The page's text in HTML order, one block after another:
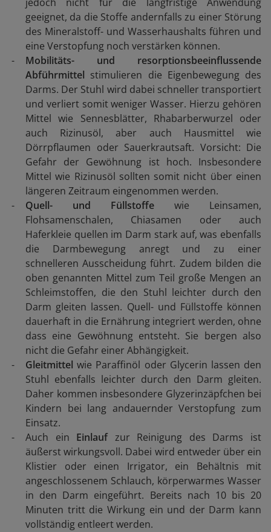
geeignet, da die Stoffe andernfalls zu einer Störung
des Mineralstoff- und Wasserhaushalts führen und
eine Verstopfung noch verstärken können.
Mobilitäts- und resorptionsbeeinflussende
Abführmittel stimulieren die Eigenbewegung des
Darms. Der Stuhl wird dabei schneller transportiert
und verliert somit weniger Wasser. Hierzu gehören
Mittel wie Sennesblätter, Rhabarberwurzel oder
auch Rizinusöl, aber auch Hausmittel wie
Dörrpflaumen oder Sauerkrautsaft. Vorsicht: Die
Gefahr der Gewöhnung ist hoch. Insbesondere
Mittel wie Rizinusöl sollten somit nicht über einen
längeren Zeitraum eingenommen werden.
Quell- und Füllstoffe wie Leinsamen,
Flohsamenschalen, Chiasamen oder auch
Haferkleie quellen im Darm stark auf, was ebenfalls
die Darmbewegung anregt und zu einer
schnelleren Ausscheidung führt. Zudem bilden die
oben genannten Mittel zum Teil große Mengen an
Schleimstoffen, die den Stuhl leichter durch den
Darm gleiten lassen. Quell- und Füllstoffe können
dauerhaft in die Ernährung integriert werden, ohne
dass eine Gewöhnung entsteht. Sie bergen also
nicht die Gefahr einer Abhängigkeit.
Gleitmittelwie Paraffinöl oder Glycerin lassen den
Stuhl ebenfalls leichter durch den Darm gleiten.
Daher kommen insbesondere Glyzerinzäpfchen bei
Kindern bei lang andauernder Verstopfung zum
Einsatz.
Auch ein Einlaufzur Reinigung des Darms ist
äußerst wirkungsvoll. Dabei wird entweder über ein
Klistier oder einen Irrigator, ein Behältnis mit
angeschlossenem Schlauch, körperwarmes Wasser
in den Darm eingeführt. Bereits nach 10 bis 20
Minuten tritt die Wirkung ein und der Darm kann
vollständig entleert werden.